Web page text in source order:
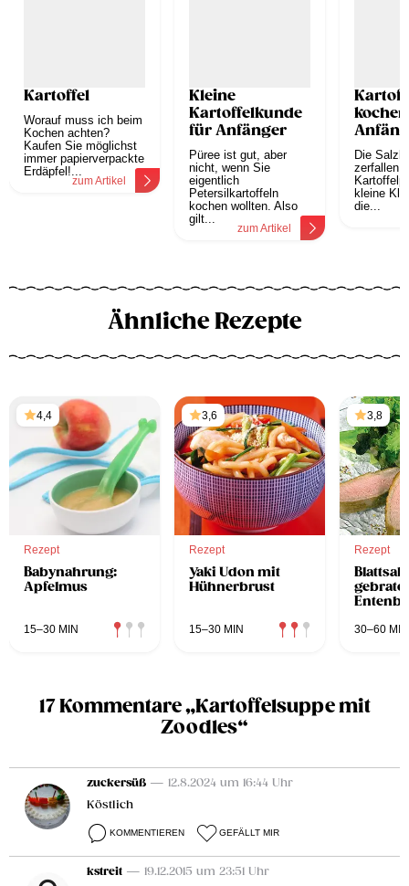
Kartoffel
Worauf muss ich beim
Kochen achten?
Kaufen Sie möglichst
immer papierverpackte
Erdäpfel!...
zum Artikel
Kleine
Kartoffelkunde
für Anfänger
Püree ist gut, aber
nicht, wenn Sie
eigentlich
Petersilkartoffeln
kochen wollten. Also
gilt...
zum Artikel
Die
zerfallen,
kleine
die...
Ähnliche Rezepte
4,4
Rezept
Babynahrung:
Apfelmus
15–30 MIN
3,6
Rezept
Yaki Udon mit
Hühnerbrust
15–30 MIN
3,8
Rezept
30–60 MIN
17 Kommentare „Kartoffelsuppe mit
Zoodles“
zuckersüß — 12.8.2024 um 16:44 Uhr
Köstlich
KOMMENTIEREN GEFÄLLT MIR
kstreit — 19.12.2015 um 23:51 Uhr